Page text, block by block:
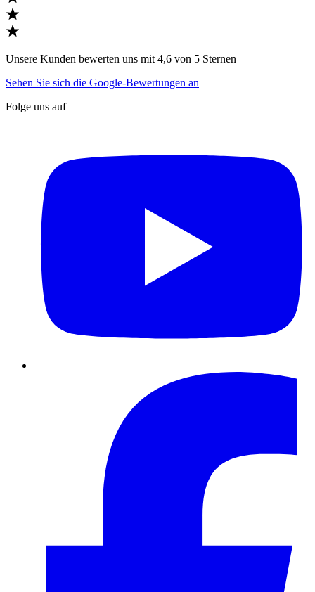
Unsere Kunden bewerten uns mit 4,6 von 5 Sternen
Sehen Sie sich die Google-Bewertungen an
Folge uns auf